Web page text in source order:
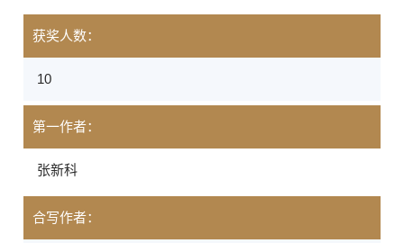
获奖人数：
10
第一作者：
张新科
合写作者：